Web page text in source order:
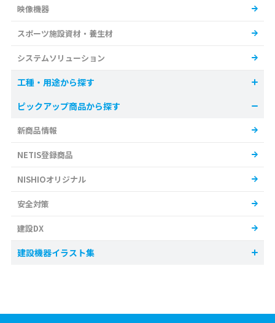
映像機器
スポーツ施設資材・養生材
システムソリューション
工種・用途から探す
ピックアップ商品から探す
新商品情報
NETIS登録商品
NISHIOオリジナル
安全対策
建設DX
建設機器イラスト集